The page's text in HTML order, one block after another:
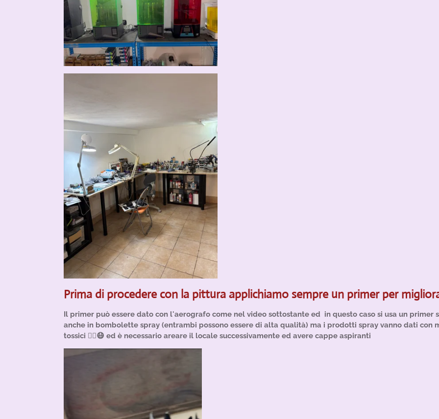
Prima di procedere con la pittura applichiamo sempre un primer per
Il primer può essere dato con l'aerografo come nel video sottostante ed in questo caso si usa un primer
anche in bombolette spray (entrambi possono essere di alta qualità) ma i prodotti spray vanno dati con
tossici 😵‍💫😷 ed è necessario areare il locale successivamente ed avere cappe aspiranti